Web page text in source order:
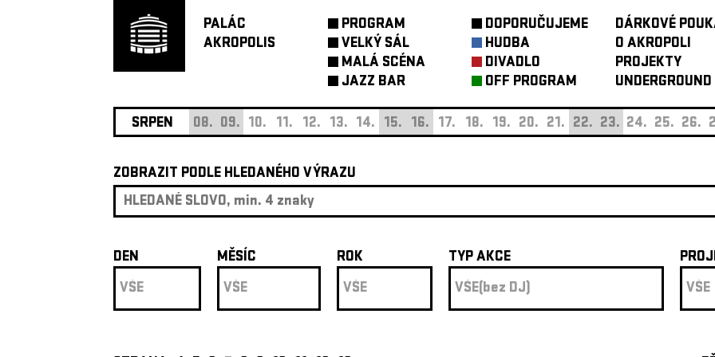
PALÁC
AKROPOLIS
PROGRAM
VELKÝ SÁL
MALÁ SCÉNA
JAZZ BAR
DOPORUČUJEME
HUDBA
DIVADLO
OFF PROGRAM
DÁRKOVÉ
O AKROPOLI
PROJEKTY
UNDERGROUND
SRPEN 08. 09. 10. 11. 12. 13. 14. 15. 16. 17. 18. 19. 20. 21. 22. 23. 24. 25. 26.
ZOBRAZIT PODLE HLEDANÉHO VÝRAZU
DEN MĚSÍC ROK TYP AKCE